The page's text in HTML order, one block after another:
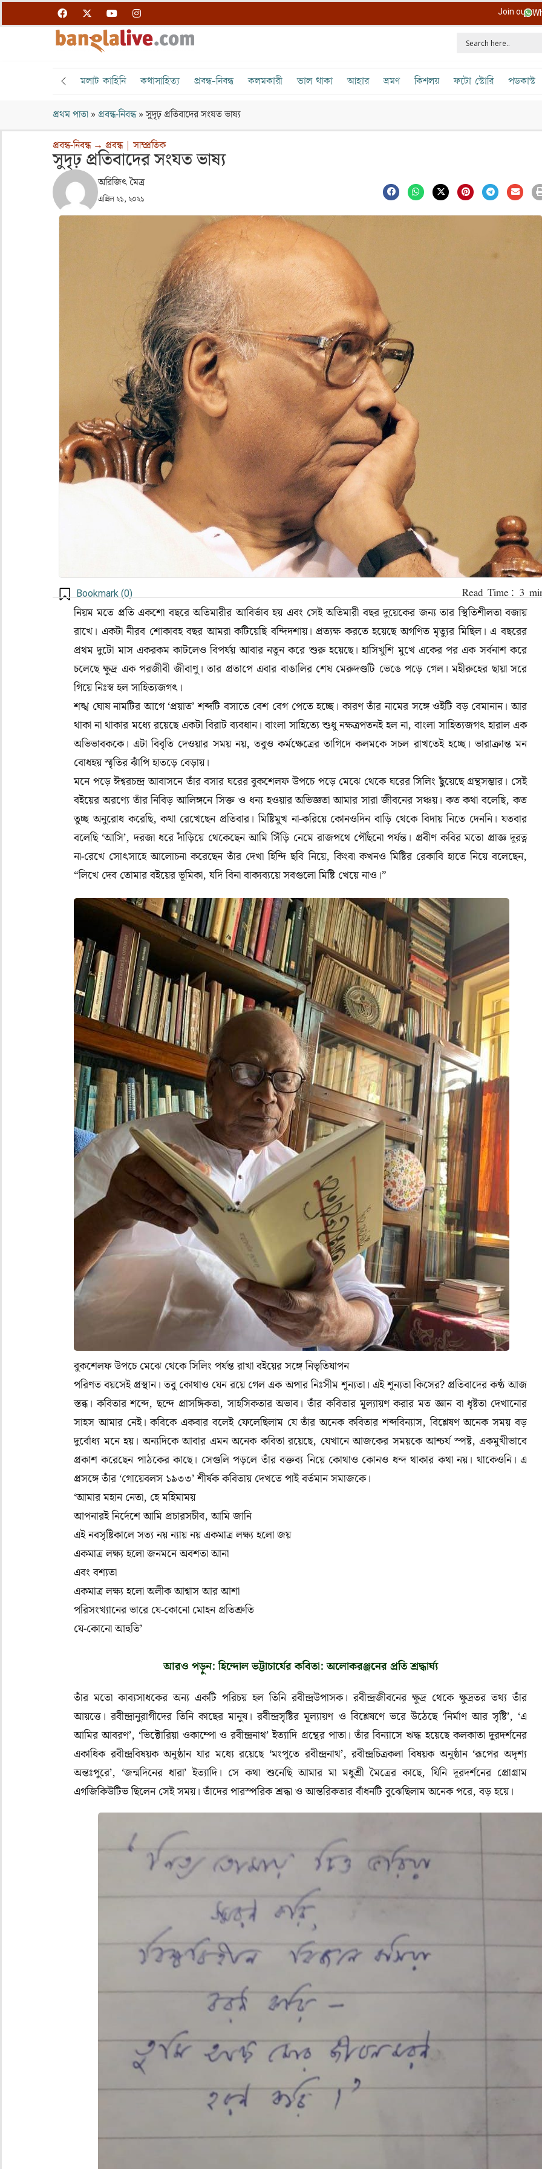
Join our
মলাট কাহিনি কথাসাহিত্য প্রবন্ধ-নিবন্ধ কলমকারী ভাল থাকা আহার ভ্রমণ কিশলয় ফটো স্টোরি পডকাস্ট
প্রথম পাতা »প্রবন্ধ-নিবন্ধ»সুদৃঢ় প্রতিবাদের সংযত ভাষ্য
প্রবন্ধ-নিবন্ধ→প্রবন্ধ|সাম্প্রতিক
সুদৃঢ় প্রতিবাদের সংযত ভাষ্য
অরিজিৎ মৈত্র
এপ্রিল ২১, ২০২১
Bookmark (0)
নিয়ম মতে প্রতি একশো বছরে অতিমারীর আবির্ভাব হয় এবং সেই অতিমারী বছর দুয়েকের জন্য তার স্থিতিশীলতা বজায়
রাখে। একটা নীরব শোকাবহ বছর আমরা কটিয়েছি বন্দিদশায়। প্রত্যক্ষ করতে হয়েছে অগণিত মৃত্যুর মিছিল। এ বছরের
প্রথম দুটো মাস একরকম কাটলেও বিপর্যয় আবার নতুন করে শুরু হয়েছে। হাসিখুশি মুখে একের পর এক সর্বনাশ করে
চলেছে ক্ষুদ্র এক পরজীবী জীবাণু। তার প্রতাপে এবার বাঙালির শেষ মেরুদণ্ডটি ভেঙে পড়ে গেল। মহীরুহের ছায়া সরে
গিয়ে নিঃস্ব হল সাহিত্যজগৎ।
শঙ্খ ঘোষ নামটির আগে ‘প্রয়াত’ শব্দটি বসাতে বেশ বেগ পেতে হচ্ছে। কারণ তাঁর নামের সঙ্গে ওইটি বড় বেমানান। আর
থাকা না থাকার মধ্যে রয়েছে একটা বিরাট ব্যবধান। বাংলা সাহিত্যে শুধু নক্ষত্রপতনই হল না, বাংলা সাহিত্যজগৎ হারাল এক
অভিভাবককে। এটা বিবৃতি দেওয়ার সময় নয়, তবুও কর্মক্ষেত্রের তাগিদে কলমকে সচল রাখতেই হচ্ছে। ভারাক্রান্ত মন
বোধহয় স্মৃতির ঝাঁপি হাতড়ে বেড়ায়।
মনে পড়ে ঈশ্বরচন্দ্র আবাসনে তাঁর বসার ঘরের বুকশেলফ উপচে পড়ে মেঝে থেকে ঘরের সিলিং ছুঁয়েছে গ্রন্থসম্ভার। সেই
বইয়ের অরণ্যে তাঁর নিবিড় আলিঙ্গনে সিক্ত ও ধন্য হওয়ার অভিজ্ঞতা আমার সারা জীবনের সঞ্চয়। কত কথা বলেছি, কত
তুচ্ছ অনুরোধ করেছি, কথা রেখেছেন প্রতিবার। মিষ্টিমুখ না-করিয়ে কোনওদিন বাড়ি থেকে বিদায় নিতে দেননি। যতবার
বলেছি ‘আসি’, দরজা ধরে দাঁড়িয়ে থেকেছেন আমি সিঁড়ি নেমে রাজপথে পৌঁছনো পর্যন্ত। প্রবীণ কবির মতো প্রাজ্ঞ দূরত্ন
না-রেখে সোৎসাহে আলোচনা করেছেন তাঁর দেখা হিন্দি ছবি নিয়ে, কিংবা কখনও মিষ্টির রেকাবি হাতে নিয়ে বলেছেন,
“লিখে দেব তোমার বইয়ের ভূমিকা, যদি বিনা বাক্যব্যয়ে সবগুলো মিষ্টি খেয়ে নাও।”
বুকশেলফ উপচে মেঝে থেকে সিলিং পর্যন্ত রাখা বইয়ের সঙ্গে নিভৃতিযাপন
পরিণত বয়সেই প্রস্থান। তবু কোথাও যেন রয়ে গেল এক অপার নিঃসীম শূন্যতা। এই শূন্যতা কিসের? প্রতিবাদের কণ্ঠ আজ
স্তব্ধ। কবিতার শব্দে, ছন্দে প্রাসঙ্গিকতা, সাহসিকতার অভাব। তাঁর কবিতার মূল্যায়ণ করার মত জ্ঞান বা ধৃষ্টতা দেখানোর
সাহস আমার নেই। কবিকে একবার বলেই ফেলেছিলাম যে তাঁর অনেক কবিতার শব্দবিন্যাস, বিশ্লেষণ অনেক সময় বড়
দুর্বোধ্য মনে হয়। অন্যদিকে আবার এমন অনেক কবিতা রয়েছে, যেখানে আজকের সময়কে আশ্চর্য স্পষ্ট, একমুখীভাবে
প্রকাশ করেছেন পাঠকের কাছে। সেগুলি পড়লে তাঁর বক্তব্য নিয়ে কোথাও কোনও ধন্দ থাকার কথা নয়। থাকেওনি। এ
প্রসঙ্গে তাঁর ‘গোয়েবলস ১৯৩৩’ শীর্ষক কবিতায় দেখতে পাই বর্তমান সমাজকে।
‘আমার মহান নেতা, হে মহিমাময়
আপনারই নির্দেশে আমি প্রচারসচীব, আমি জানি
এই নবসৃষ্টিকালে সত্য নয় ন্যায় নয় একমাত্র লক্ষ্য হলো জয়
একমাত্র লক্ষ্য হলো জনমনে অবশতা আনা
এবং বশ্যতা
একমাত্র লক্ষ্য হলো অলীক আশ্বাস আর আশা
পরিসংখ্যানের ভারে যে-কোনো মোহন প্রতিশ্রুতি
যে-কোনো আহুতি’
আরও পড়ুন: হিন্দোল ভট্টাচার্যের কবিতা: অলোকরঞ্জনের প্রতি শ্রদ্ধার্ঘ্য
তাঁর মতো কাব্যসাধকের অন্য একটি পরিচয় হল তিনি রবীন্দ্রউপাসক। রবীন্দ্রজীবনের ক্ষুদ্র থেকে ক্ষুদ্রতর তথ্য তাঁর
আয়ত্তে। রবীন্দ্রানুরাগীদের তিনি কাছের মানুষ। রবীন্দ্রসৃষ্টির মূল্যায়ণ ও বিশ্লেষণে ভরে উঠেছে ‘নির্মাণ আর সৃষ্টি’, ‘এ
আমির আবরণ’, ‘ভিক্টোরিয়া ওকাম্পো ও রবীন্দ্রনাথ’ ইত্যাদি গ্রন্থের পাতা। তাঁর বিন্যাসে ঋদ্ধ হয়েছে কলকাতা দূরদর্শনের
একাধিক রবীন্দ্রবিষয়ক অনুষ্ঠান যার মধ্যে রয়েছে ‘মংপুতে রবীন্দ্রনাথ’, রবীন্দ্রচিত্রকলা বিষয়ক অনুষ্ঠান ‘রূপের অদৃশ্য
অন্তঃপুরে’, ‘জন্মদিনের ধারা’ ইত্যাদি। সে কথা শুনেছি আমার মা মধুশ্রী মৈত্রের কাছে, যিনি দূরদর্শনের প্রোগ্রাম
এগজিকিউটিভ ছিলেন সেই সময়। তাঁদের পারস্পরিক শ্রদ্ধা ও আন্তরিকতার বাঁধনটি বুঝেছিলাম অনেক পরে, বড় হয়ে।